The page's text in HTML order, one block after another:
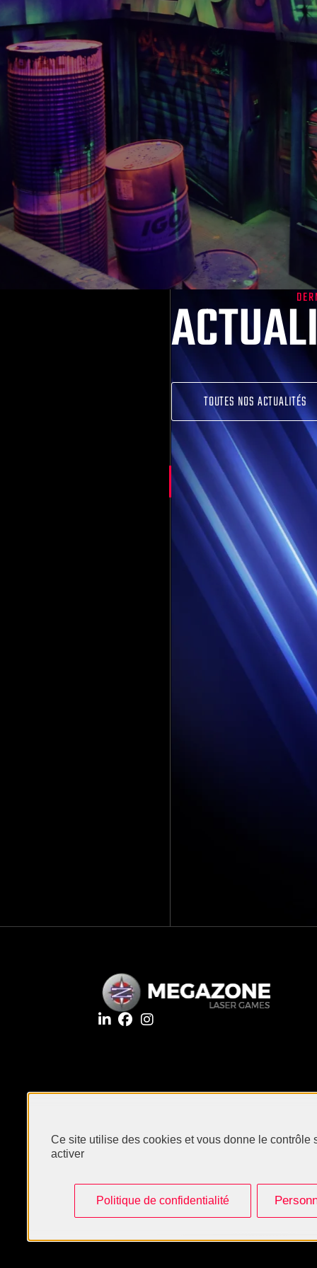
TOUTES NOS ACTUALITÉS
POURQUOI AJOUTER UN LASER GAME À
ACTIVITÉS (BOWLING, TRAMPOLINE,
Et si le Laser Game était la pièce
complexe ? Liste non exhau...
Ce site utilise des cookies et vous donne le contrôle
activer
Politique de confidentialité